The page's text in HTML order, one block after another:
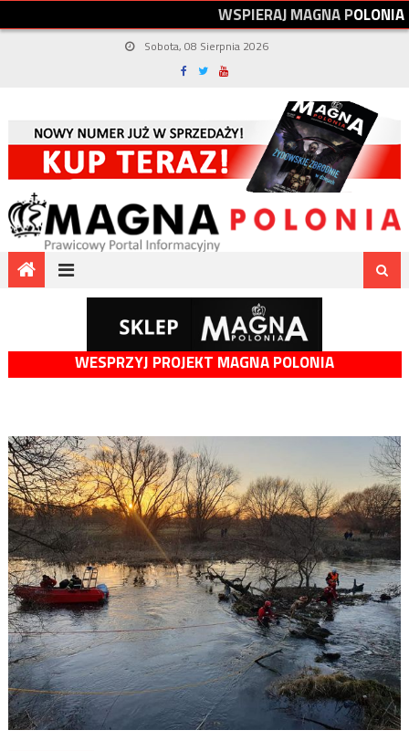
WSPIERAJMAGNAPOLONIA
Sobota, 08 Sierpnia 2026
WESPRZYJ PROJEKT MAGNA POLONIA